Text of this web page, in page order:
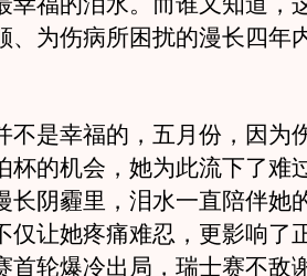
、为伤病所困扰的漫长四年
是幸福的，五月份，因为
杯的机会，她为此流下了难
长阴霾里，泪水一直陪伴她
仅让她疼痛难忍，更影响了
首轮爆冷出局，瑞士赛不敌